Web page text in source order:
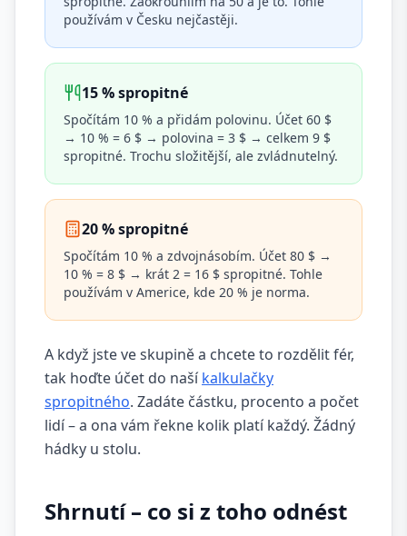
používám v Česku nejčastěji.
15 % spropitné
Spočítám 10 % a přidám polovinu. Účet 60 $
→ 10 % = 6 $ → polovina = 3 $ → celkem 9 $
spropitné. Trochu složitější, ale zvládnutelný.
20 % spropitné
Spočítám 10 % a zdvojnásobím. Účet 80 $ →
10 % = 8 $ → krát 2 = 16 $ spropitné. Tohle
používám v Americe, kde 20 % je norma.
A když jste ve skupině a chcete to rozdělit fér,
tak hoďte účet do naší kalkulačky
spropitného. Zadáte částku, procento a počet
lidí – a ona vám řekne kolik platí každý. Žádný
hádky u stolu.
Shrnutí – co si z toho odnést